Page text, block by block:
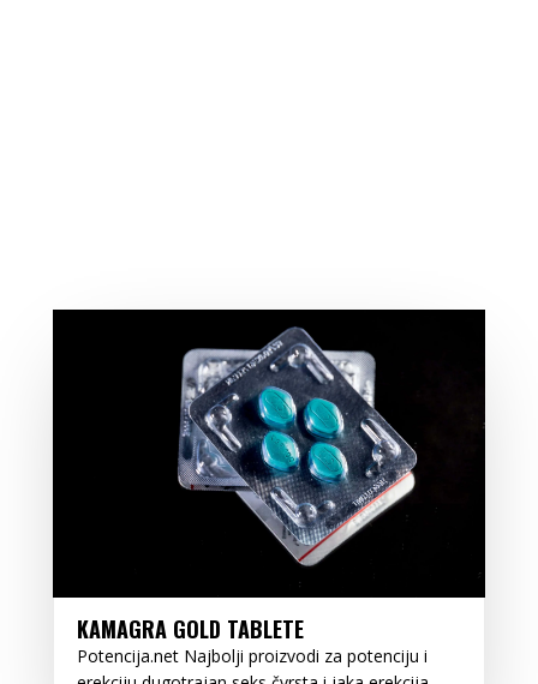
KAMAGRA GOLD TABLETE
Potencija.net Najbolji proizvodi za potenciju i